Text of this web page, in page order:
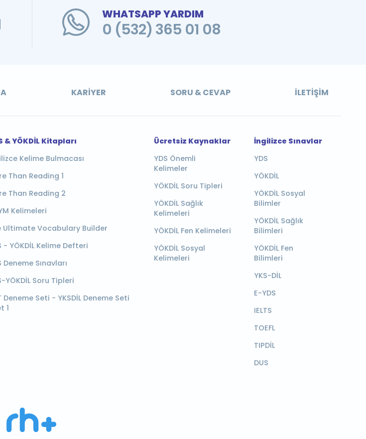
WHATSAPP YARDIM
0 (532) 365 01 08
KARIYER SORU & CEVAP İLETIŞIM
& YÖKDİL Kitapları
Kelime Bulmacası
Than Reading 1
Than Reading 2
Kelimeleri
Ultimate Vocabulary Builder
- YÖKDİL Kelime Defteri
Deneme Sınavları
YÖKDİL Soru Tipleri
Deneme Seti - YKSDİL Deneme Seti
1
Ücretsiz Kaynaklar
YDS Önemli
Kelimeler
YÖKDİL Soru Tipleri
YÖKDİL Sağlık
Kelimeleri
YÖKDİL Fen Kelimeleri
YÖKDİL Sosyal
Kelimeleri
İngilizce Sınavlar
YDS
YÖKDİL
YÖKDİL Sosyal
Bilimler
YÖKDİL Sağlık
Bilimleri
YÖKDİL Fen
Bilimleri
YKS-DİL
E-YDS
IELTS
TOEFL
TIPDİL
DUS